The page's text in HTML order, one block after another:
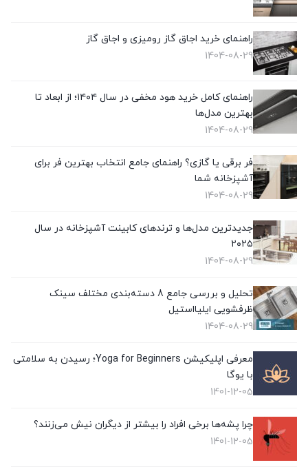
راهنمای خرید اجاق گاز رومیزی و اجاق گاز
1404-08-29
راهنمای کامل خرید هود مخفی در سال ۱۴۰۴؛ از ابعاد تا
بهترین مدل‌ها
1404-08-29
فر برقی یا گازی؟ راهنمای جامع انتخاب بهترین فر برای
آشپزخانه شما
1404-08-29
جدیدترین مدل‌ها و ترندهای کابینت آشپزخانه در سال
۲۰۲۵
1404-08-29
تحلیل و بررسی جامع 8 دسته‌بندی مختلف سینک
ظرفشویی ایلیااستیل
1404-08-29
معرفی اپلیکیشن Yoga for Beginners؛ رسیدن به سلامتی
با یوگا
1401-12-05
چرا پشه‌ها برخی افراد را بیشتر از دیگران نیش می‌زنند؟
1401-12-05